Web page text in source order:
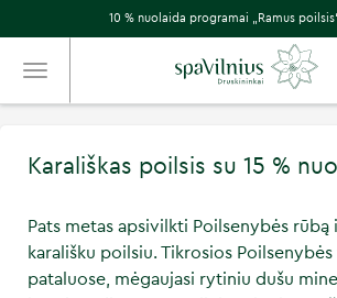
10 % nuolaida programai „Ramus
TOGGLE
NAVIGATION
Karališkas poilsis su 15 %
Pats metas apsivilkti Poilsenybės rūbą
karališku poilsiu. Tikrosios
pataluose, mėgaujasi rytiniu dušu